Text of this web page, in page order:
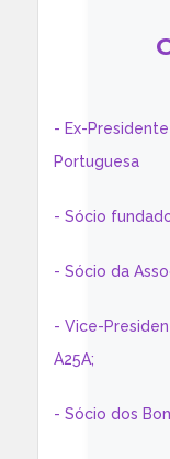
- Ex-
Portuguesa
- Sócio
- Sócio da
- Vice-
A25A;
- Sócio dos